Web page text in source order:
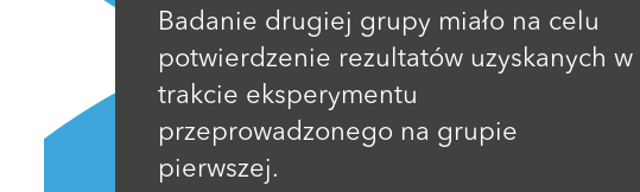
Badanie drugiej grupy miało na celu
potwierdzenie rezultatów uzyskanych w
trakcie eksperymentu
przeprowadzonego na grupie
pierwszej.